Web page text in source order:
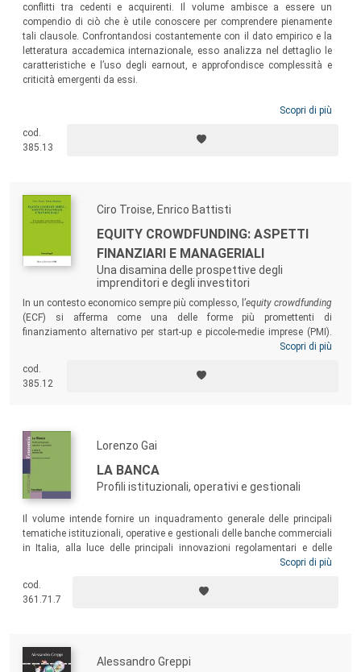
conflitti tra cedenti e acquirenti. Il volume ambisce a essere un
compendio di ciò che è utile conoscere per comprendere pienamente
tali clausole. Confrontandosi costantemente con il dato empirico e la
letteratura accademica internazionale, esso analizza nel dettaglio le
caratteristiche e l’uso degli earnout, e approfondisce complessità e
criticità emergenti da essi.
Scopri di più
cod.
385.13
Ciro Troise, Enrico Battisti
EQUITY CROWDFUNDING: ASPETTI
FINANZIARI E MANAGERIALI
Una disamina delle prospettive degli
imprenditori e degli investitori
In un contesto economico sempre più complesso, l’equity crowdfunding
(ECF) si afferma come una delle forme più promettenti di
finanziamento alternativo per start-up e piccole-medie imprese (PMI).
Questa monografia offre un’analisi interdisciplinare che abbraccia
delle tre principali fasi del processo – pre-campagna, durante la
campagna e post-campagna – in relazione ai due principali attori:
Scopri di più
cod.
385.12
Lorenzo Gai
LA BANCA
Profili istituzionali, operativi e gestionali
Il volume intende fornire un inquadramento generale delle principali
tematiche istituzionali, operative e gestionali delle banche commerciali
in Italia, alla luce delle principali innovazioni regolamentari e delle
attuali riforme normative che stanno interessando il sistema,
organizzative, la relativa propensione ad assumere rischi. Il testo è
stato pensato come manuale di riferimento per gli studenti di un corso
Scopri di più
cod.
361.71.7
Alessandro Greppi